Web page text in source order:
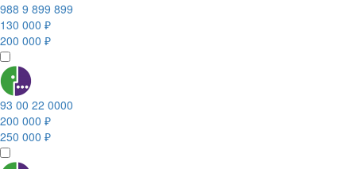
988 9 899 899
130 000 ₽
200 000 ₽
93 00 22 0000
200 000 ₽
250 000 ₽